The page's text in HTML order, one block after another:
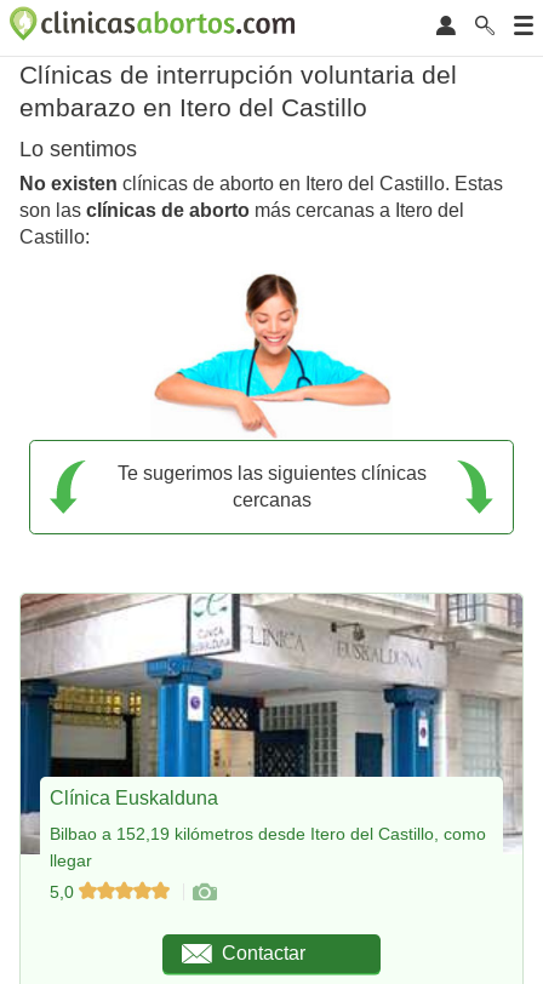
Clínicas de interrupción voluntaria del
embarazo en Itero del Castillo
Lo sentimos
No existen clínicas de aborto en Itero del Castillo. Estas
son las clínicas de aborto más cercanas a Itero del
Castillo:
Te sugerimos las siguientes clínicas
cercanas
Clínica Euskalduna
Bilbao a 152,19 kilómetros desde Itero del Castillo, como
llegar
5,0
Contactar